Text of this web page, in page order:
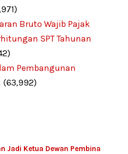
Bruto Wajib Pajak
SPT Tahunan
Pembangunan
(63,992)
Jadi Ketua Dewan Pembina